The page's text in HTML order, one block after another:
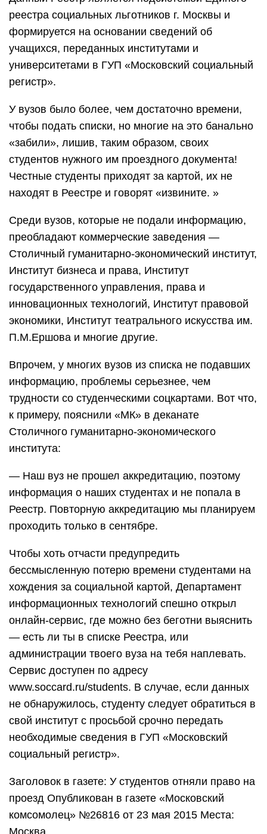
реестра социальных льготников г. Москвы и
формируется на основании сведений об
учащихся, переданных институтами и
университетами в ГУП «Московский социальный
регистр».
У вузов было более, чем достаточно времени,
чтобы подать списки, но многие на это банально
«забили», лишив, таким образом, своих
студентов нужного им проездного документа!
Честные студенты приходят за картой, их не
находят в Реестре и говорят «извините. »
Среди вузов, которые не подали информацию,
преобладают коммерческие заведения —
Столичный гуманитарно-экономический институт,
Институт бизнеса и права, Институт
государственного управления, права и
инновационных технологий, Институт правовой
экономики, Институт театрального искусства им.
П.М.Ершова и многие другие.
Впрочем, у многих вузов из списка не подавших
информацию, проблемы серьезнее, чем
трудности со студенческими соцкартами. Вот что,
к примеру, пояснили «МК» в деканате
Столичного гуманитарно-экономического
института:
— Наш вуз не прошел аккредитацию, поэтому
информация о наших студентах и не попала в
Реестр. Повторную аккредитацию мы планируем
проходить только в сентябре.
Чтобы хоть отчасти предупредить
бессмысленную потерю времени студентами на
хождения за социальной картой, Департамент
информационных технологий спешно открыл
онлайн-сервис, где можно без беготни выяснить
— есть ли ты в списке Реестра, или
администрации твоего вуза на тебя наплевать.
Сервис доступен по адресу
www.soccard.ru/students. В случае, если данных
не обнаружилось, студенту следует обратиться в
свой институт с просьбой срочно передать
необходимые сведения в ГУП «Московский
социальный регистр».
Заголовок в газете: У студентов отняли право на
проезд Опубликован в газете «Московский
комсомолец» №26816 от 23 мая 2015 Места:
Москва